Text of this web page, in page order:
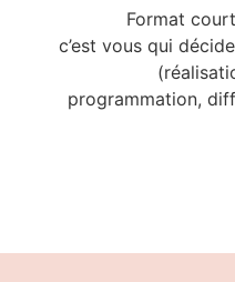
Format
c’est vous qui
programmation,